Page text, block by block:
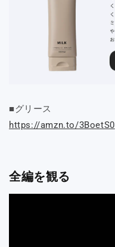
■グリース
https://amzn.to/3BoetS0
全編を観る